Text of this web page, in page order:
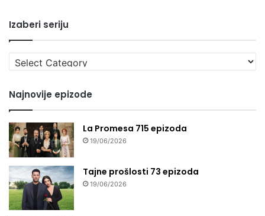
Izaberi seriju
Izaberi
seriju
Najnovije epizode
La Promesa 715 epizoda
19/06/2026
Tajne prošlosti 73 epizoda
19/06/2026